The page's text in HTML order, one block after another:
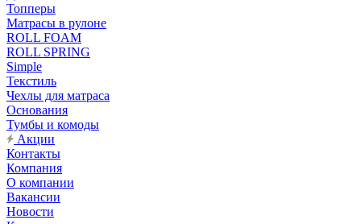
Топперы
Матрасы в рулоне
ROLL FOAM
ROLL SPRING
Simple
Текстиль
Чехлы для матраса
Основания
Тумбы и комоды
Акции
Контакты
Компания
О компании
Вакансии
Новости